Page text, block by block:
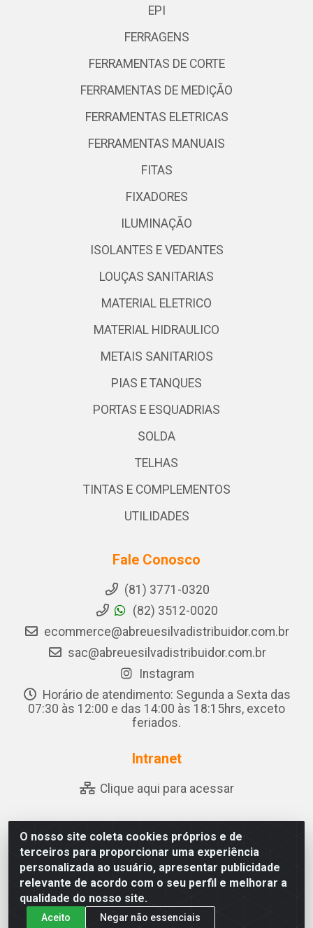
O nosso site coleta cookies próprios e de
terceiros para proporcionar uma experiência
personalizada ao usuário, apresentar publicidade
relevante de acordo com o seu perfil e melhorar a
qualidade do nosso site.
Aceito Negar não essenciais
EPI
FERRAGENS
FERRAMENTAS DE CORTE
FERRAMENTAS DE MEDIÇÃO
FERRAMENTAS ELETRICAS
FERRAMENTAS MANUAIS
FITAS
FIXADORES
ILUMINAÇÃO
ISOLANTES E VEDANTES
LOUÇAS SANITARIAS
MATERIAL ELETRICO
MATERIAL HIDRAULICO
METAIS SANITARIOS
PIAS E TANQUES
PORTAS E ESQUADRIAS
SOLDA
TELHAS
TINTAS E COMPLEMENTOS
UTILIDADES
Fale Conosco
(81) 3771-0320
(82) 3512-0020
ecommerce@abreuesilvadistribuidor.com.br
sac@abreuesilvadistribuidor.com.br
Instagram
Horário de atendimento: Segunda a Sexta das
07:30 às 12:00 e das 14:00 às 18:15hrs, exceto
feriados.
Intranet
Clique aqui para acessar
Abreu & Silva - Rua Padre Jose de Souza Leite, 265 - Ariado,
Olho D'Água das Flores/AL - CEP 57.442-000 - CNPJ
04.790.656/0001-06